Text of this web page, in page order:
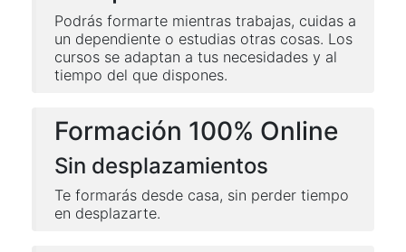
Podrás formarte mientras trabajas, cuidas a
un dependiente o estudias otras cosas. Los
cursos se adaptan a tus necesidades y al
tiempo del que dispones.
Formación 100% Online
Sin desplazamientos
Te formarás desde casa, sin perder tiempo
en desplazarte.